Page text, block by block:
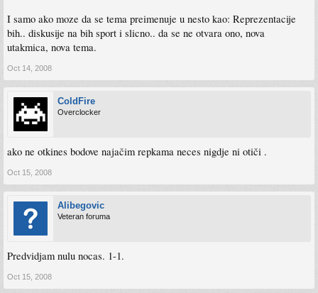
I samo ako moze da se tema preimenuje u nesto kao: Reprezentacije
bih.. diskusije na bih sport i slicno.. da se ne otvara ono, nova
utakmica, nova tema.
Oct 14, 2008
ColdFire
Overclocker
ako ne otkines bodove najačim repkama neces nigdje ni otiči .
Oct 15, 2008
Alibegovic
Veteran foruma
Predvidjam nulu nocas. 1-1.
Oct 15, 2008